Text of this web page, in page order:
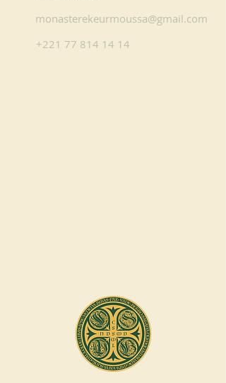
monasterekeurmoussa@gmail.com
+221 77 814 14 14